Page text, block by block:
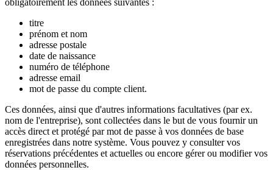
titre
prénom et nom
adresse postale
date de naissance
numéro de téléphone
adresse email
mot de passe du compte client.
Ces données, ainsi que d'autres informations facultatives (par ex.
nom de l'entreprise), sont collectées dans le but de vous fournir un
accès direct et protégé par mot de passe à vos données de base
enregistrées dans notre système. Vous pouvez y consulter vos
réservations précédentes et actuelles ou encore gérer ou modifier vos
données personnelles.